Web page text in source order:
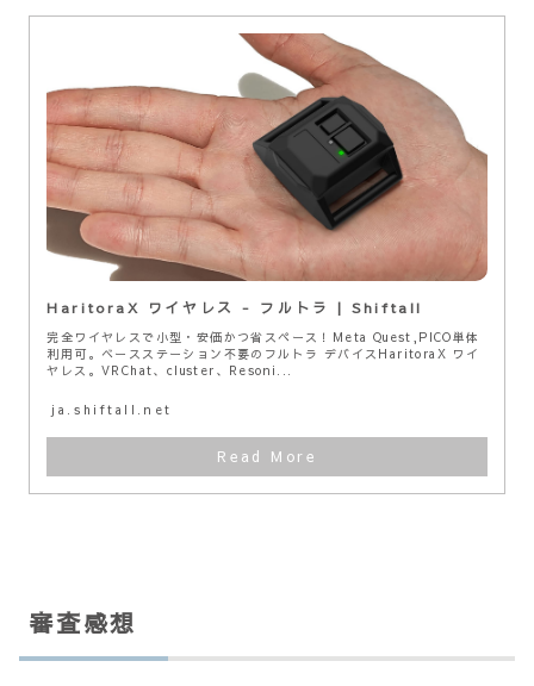
HaritoraX ワイヤレス - フルトラ | Shiftall
完全ワイヤレスで小型・安価かつ省スペース！Meta Quest,PICO単体
利用可。ベースステーション不要のフルトラ デバイスHaritoraX ワイ
ヤレス。VRChat、cluster、Resoni...
ja.shiftall.net
審査感想